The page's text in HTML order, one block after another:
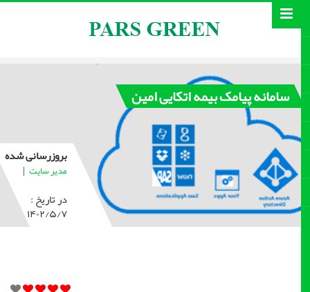
سامانه پیامک بیمه اتكایی امین
بروزرسانی شده
مدیر سایت |
در تاریخ :
۱۴۰۲/۵/۷